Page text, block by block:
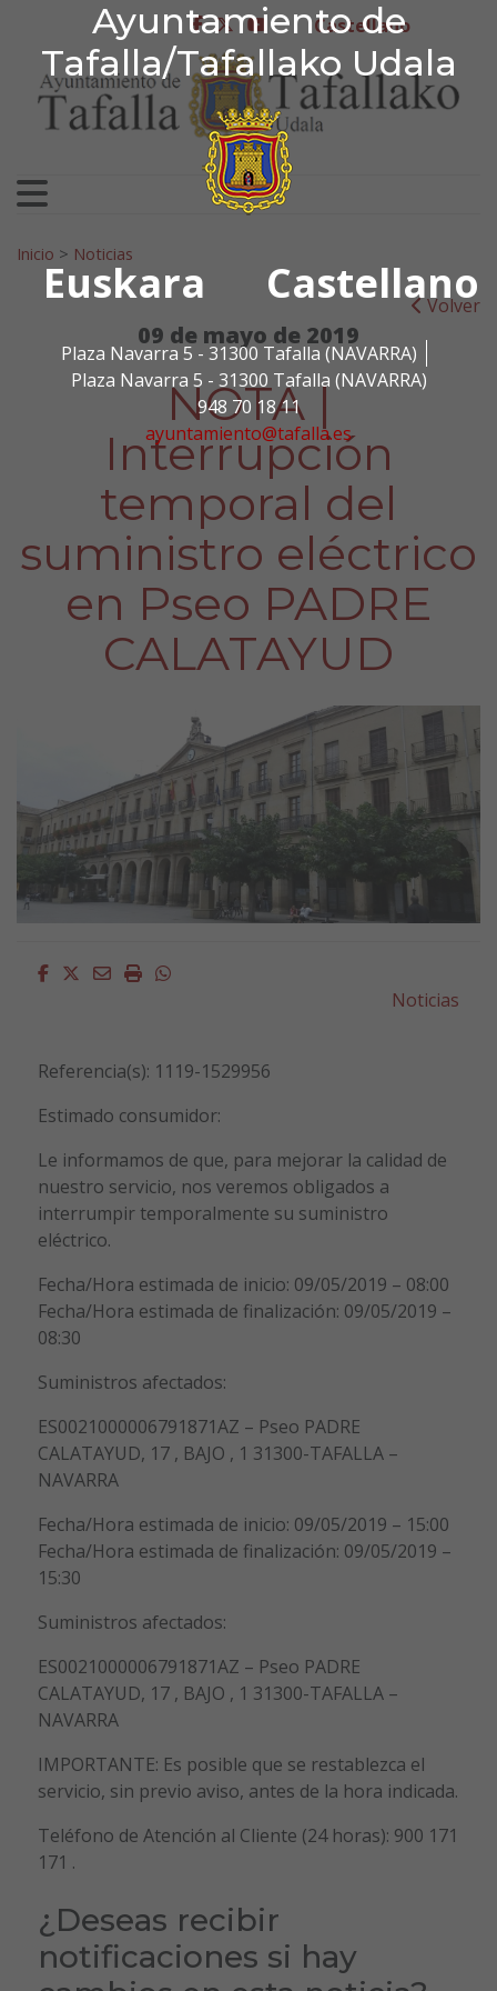
Ayuntamiento de
Tafalla/Tafallako Udala
Euskara Castellano
Plaza Navarra 5 - 31300 Tafalla (NAVARRA)
Plaza Navarra 5 - 31300 Tafalla (NAVARRA)
948 70 18 11
ayuntamiento@tafalla.es
Ir al contenido
Ayuntamiento de
facebook
twitter
youtubeCastellano
Search for:
Inicio > Noticias
Volver
09 de mayo de 2019
NOTA |
Interrupción
temporal del
suministro eléctrico
en Pseo PADRE
CALATAYUD
Facebook
Twitter
EmailImprimirWhatsapp
Noticias
Referencia(s): 1119-1529956
Estimado consumidor:
Le informamos de que, para mejorar la calidad de
nuestro servicio, nos veremos obligados a
interrumpir temporalmente su suministro
eléctrico.
Fecha/Hora estimada de inicio: 09/05/2019 – 08:00
Fecha/Hora estimada de finalización: 09/05/2019 –
08:30
Suministros afectados:
ES0021000006791871AZ – Pseo PADRE
CALATAYUD, 17 , BAJO , 1 31300-TAFALLA –
NAVARRA
Fecha/Hora estimada de inicio: 09/05/2019 – 15:00
Fecha/Hora estimada de finalización: 09/05/2019 –
15:30
Suministros afectados:
ES0021000006791871AZ – Pseo PADRE
CALATAYUD, 17 , BAJO , 1 31300-TAFALLA –
NAVARRA
IMPORTANTE: Es posible que se restablezca el
servicio, sin previo aviso, antes de la hora indicada.
Teléfono de Atención al Cliente (24 horas): 900 171
171 .
¿Deseas recibir
notificaciones si hay